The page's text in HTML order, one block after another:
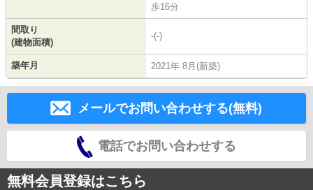
歩16分
間取り
(建物面積)
-(-)
築年月 2021年 8月(新築)
メールでお問い合わせする(無料)
電話でお問い合わせする
無料会員登録はこちら